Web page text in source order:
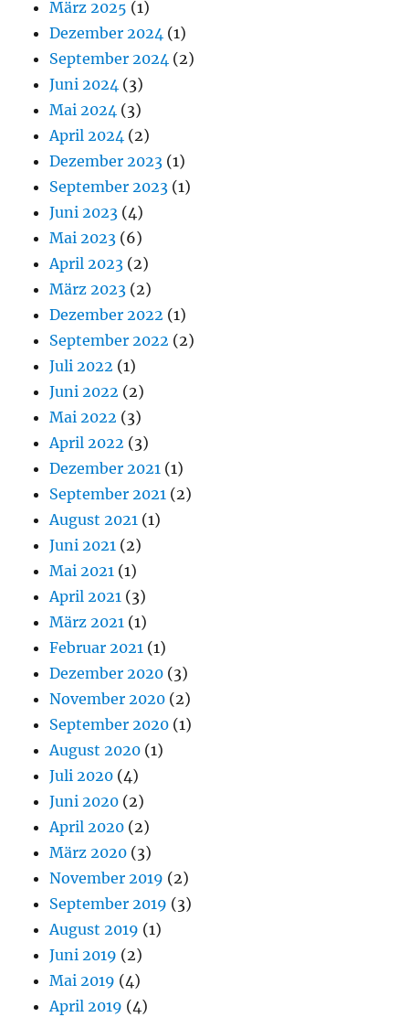
März 2025 (1)
Dezember 2024 (1)
September 2024 (2)
Juni 2024 (3)
Mai 2024 (3)
April 2024 (2)
Dezember 2023 (1)
September 2023 (1)
Juni 2023 (4)
Mai 2023 (6)
April 2023 (2)
März 2023 (2)
Dezember 2022 (1)
September 2022 (2)
Juli 2022 (1)
Juni 2022 (2)
Mai 2022 (3)
April 2022 (3)
Dezember 2021 (1)
September 2021 (2)
August 2021 (1)
Juni 2021 (2)
Mai 2021 (1)
April 2021 (3)
März 2021 (1)
Februar 2021 (1)
Dezember 2020 (3)
November 2020 (2)
September 2020 (1)
August 2020 (1)
Juli 2020 (4)
Juni 2020 (2)
April 2020 (2)
März 2020 (3)
November 2019 (2)
September 2019 (3)
August 2019 (1)
Juni 2019 (2)
Mai 2019 (4)
April 2019 (4)